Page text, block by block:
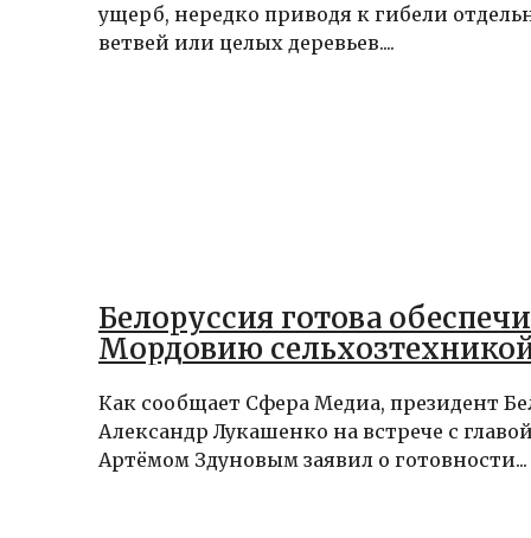
ущерб, нередко приводя к гибели
ветвей или целых деревьев....
Белоруссия готова
Мордовию
Как сообщает Сфера Медиа, президент
Александр Лукашенко на встрече с
Артёмом Здуновым заявил о готовности...